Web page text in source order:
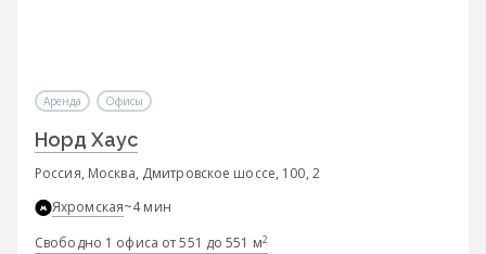
Аренда Офисы
Норд Хаус
Россия, Москва, Дмитровское шоссе, 100, 2
Яхромская~4 мин
Свободно 1 офиса от 551 до 551 м2